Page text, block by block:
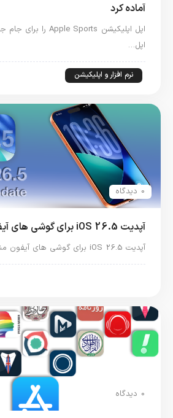
آماده کرد
اپل…
نرم افزار و اپلیکیشن
0 دیدگاه
آپدیت iOS 26.5 برای گوشی های آیفون منتشر شد
آپدیت iOS 26.5 برای گوشی های آیفون منتشر شد اپل پس از…
0 دیدگاه